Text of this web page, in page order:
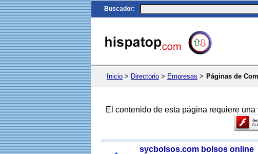
Buscador:
Inicio > Directorio > Empresas > Páginas de
El contenido de esta página requiere
sycbolsos.com bolsos online